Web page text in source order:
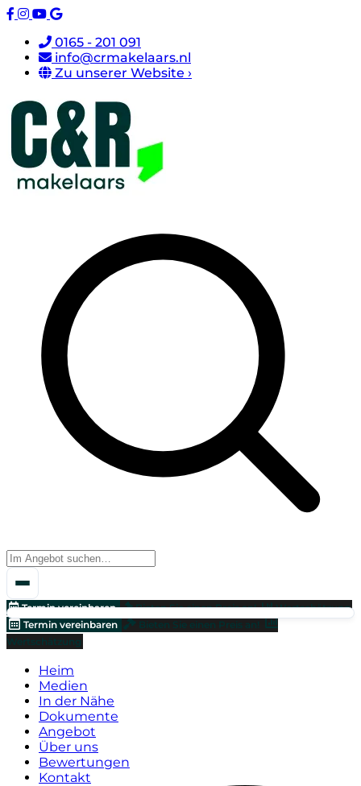
0165 - 201 091
info@crmakelaars.nl
Zu unserer Website ›
Termin vereinbaren Bieten Sie einen Preis an!
Wertschätzung
Termin vereinbaren
Bieten Sie einen Preis an!
Wertschätzung
Heim
Medien
In der Nähe
Dokumente
Angebot
Über uns
Bewertungen
Kontakt